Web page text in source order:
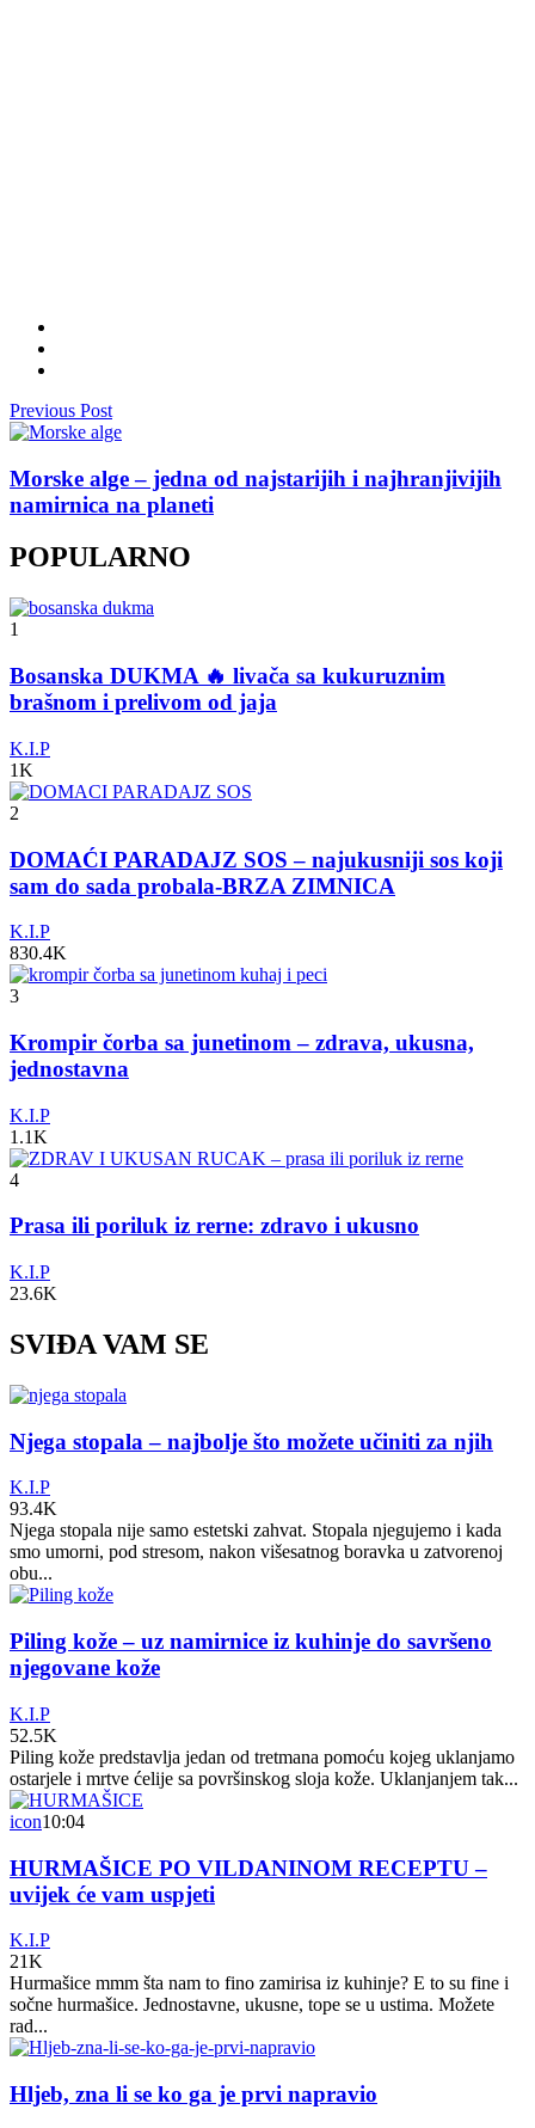
Previous Post
Morske alge – jedna od najstarijih i najhranjivijih
namirnica na planeti
POPULARNO
1
Bosanska DUKMA 🔥 livača sa kukuruznim
brašnom i prelivom od jaja
K.I.P
1K
2
DOMAĆI PARADAJZ SOS – najukusniji sos koji
sam do sada probala-BRZA ZIMNICA
K.I.P
830.4K
3
Krompir čorba sa junetinom – zdrava, ukusna,
jednostavna
K.I.P
1.1K
4
Prasa ili poriluk iz rerne: zdravo i ukusno
K.I.P
23.6K
SVIĐA VAM SE
Njega stopala – najbolje što možete učiniti za njih
K.I.P
93.4K
Njega stopala nije samo estetski zahvat. Stopala njegujemo i kada
smo umorni, pod stresom, nakon višesatnog boravka u zatvorenoj
obu...
Piling kože – uz namirnice iz kuhinje do savršeno
njegovane kože
K.I.P
52.5K
Piling kože predstavlja jedan od tretmana pomoću kojeg uklanjamo
ostarjele i mrtve ćelije sa površinskog sloja kože. Uklanjanjem tak...
icon10:04
HURMAŠICE PO VILDANINOM RECEPTU –
uvijek će vam uspjeti
K.I.P
21K
Hurmašice mmm šta nam to fino zamirisa iz kuhinje? E to su fine i
sočne hurmašice. Jednostavne, ukusne, tope se u ustima. Možete
rad...
Hljeb, zna li se ko ga je prvi napravio